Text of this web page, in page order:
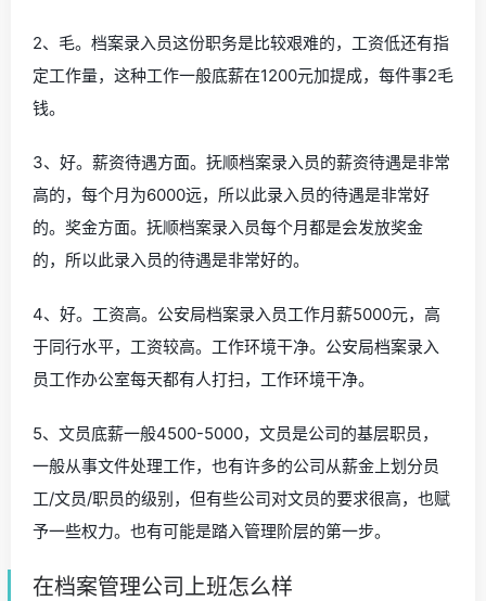
2、毛。档案录入员这份职务是比较艰难的，工资低还有指
定工作量，这种工作一般底薪在1200元加提成，每件事2毛
钱。
3、好。薪资待遇方面。抚顺档案录入员的薪资待遇是非常
高的，每个月为6000远，所以此录入员的待遇是非常好
的。奖金方面。抚顺档案录入员每个月都是会发放奖金
的，所以此录入员的待遇是非常好的。
4、好。工资高。公安局档案录入员工作月薪5000元，高
于同行水平，工资较高。工作环境干净。公安局档案录入
员工作办公室每天都有人打扫，工作环境干净。
5、文员底薪一般4500-5000，文员是公司的基层职员，
一般从事文件处理工作，也有许多的公司从薪金上划分员
工/文员/职员的级别，但有些公司对文员的要求很高，也赋
予一些权力。也有可能是踏入管理阶层的第一步。
在档案管理公司上班怎么样